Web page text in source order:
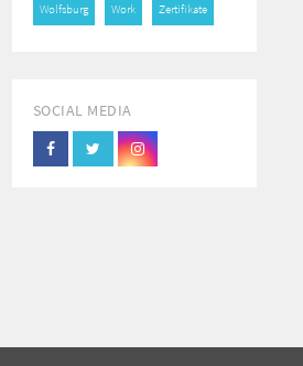
Wolfsburg Work Zertifikate
SOCIAL MEDIA